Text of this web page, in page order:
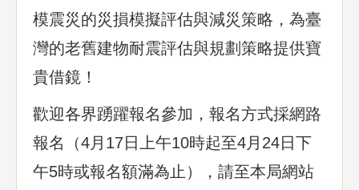
模震災的災損模擬評估與減災策略，為臺
灣的老舊建物耐震評估與規劃策略提供寶
貴借鏡！
歡迎各界踴躍報名參加，報名方式採網路
報名（4月17日上午10時起至4月24日下
午5時或報名額滿為止），請至本局網站